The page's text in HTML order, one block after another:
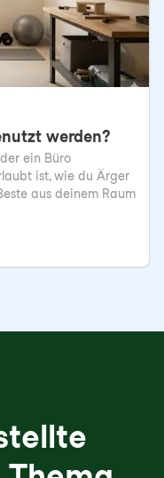
werden?
ein Büro
ist, wie du Ärger
aus deinem Raum